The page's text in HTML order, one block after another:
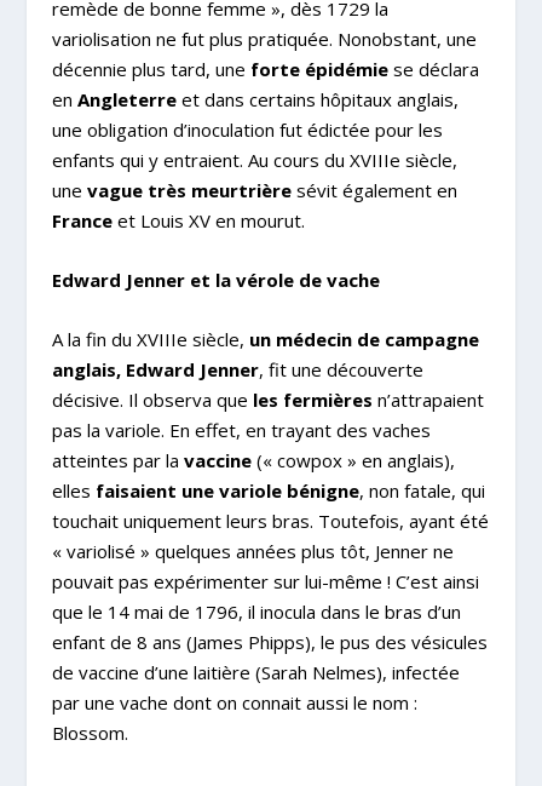
remède de bonne femme », dès 1729 la
variolisation ne fut plus pratiquée. Nonobstant, une
décennie plus tard, une forte épidémiese déclara
en Angleterreet dans certains hôpitaux anglais,
une obligation d’inoculation fut édictée pour les
enfants qui y entraient. Au cours du XVIIIe siècle,
une vague très meurtrièresévit également en
Franceet Louis XV en mourut.
Edward Jenner et la vérole de vache
A la fin du XVIIIe siècle, un médecin de campagne
anglais, Edward Jenner, fit une découverte
décisive. Il observa que les fermières n’attrapaient
pas la variole. En effet, en trayant des vaches
atteintes par la vaccine(« cowpox » en anglais),
elles faisaient une variole bénigne, non fatale, qui
touchait uniquement leurs bras. Toutefois, ayant été
« variolisé » quelques années plus tôt, Jenner ne
pouvait pas expérimenter sur lui-même ! C’est ainsi
que le 14 mai de 1796, il inocula dans le bras d’un
enfant de 8 ans (James Phipps), le pus des vésicules
de vaccine d’une laitière (Sarah Nelmes), infectée
par une vache dont on connait aussi le nom :
Blossom.